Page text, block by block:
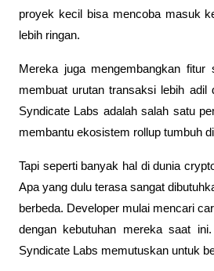
proyek kecil bisa mencoba masuk
lebih ringan.
Mereka juga mengembangkan fitur
membuat urutan transaksi lebih adil
Syndicate Labs adalah salah satu
membantu ekosistem rollup tumbuh
Tapi seperti banyak hal di dunia
Apa yang dulu terasa sangat
berbeda. Developer mulai mencari
dengan kebutuhan mereka saat
Syndicate Labs memutuskan untuk